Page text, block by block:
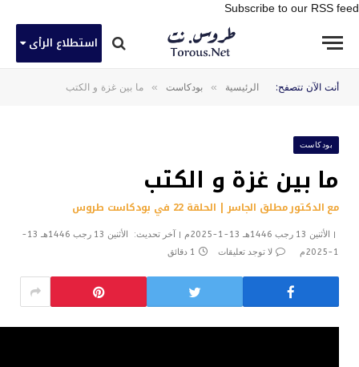
Subscribe to our RSS feed
استطلاع الرأى
أنت الآن تتصفح: الرئيسية » بودكاست » ما بين غزة و الكتب
بودكاست
ما بين غزة و الكتب
مع الدكتور مطلق الجاسر | الحلقة 22 في بودكاست طروس
الأثنين 13 رجب 1446هـ 13-1-2025م آخر تحديث:
الأثنين 13 رجب 1446هـ 13-
1-2025م
لا توجد تعليقات 1 دقائق